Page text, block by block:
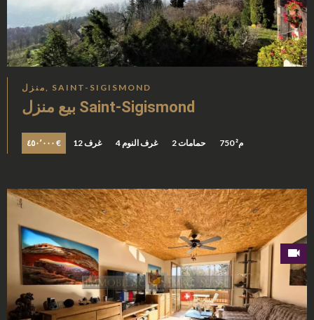
منزل, SAINT-SIGISMOND
بيع منزل Saint-Sigismond
٤٥٠٬٠٠٠ € 12 غرف 4 غرف النوم 2 حمامات 750 م²